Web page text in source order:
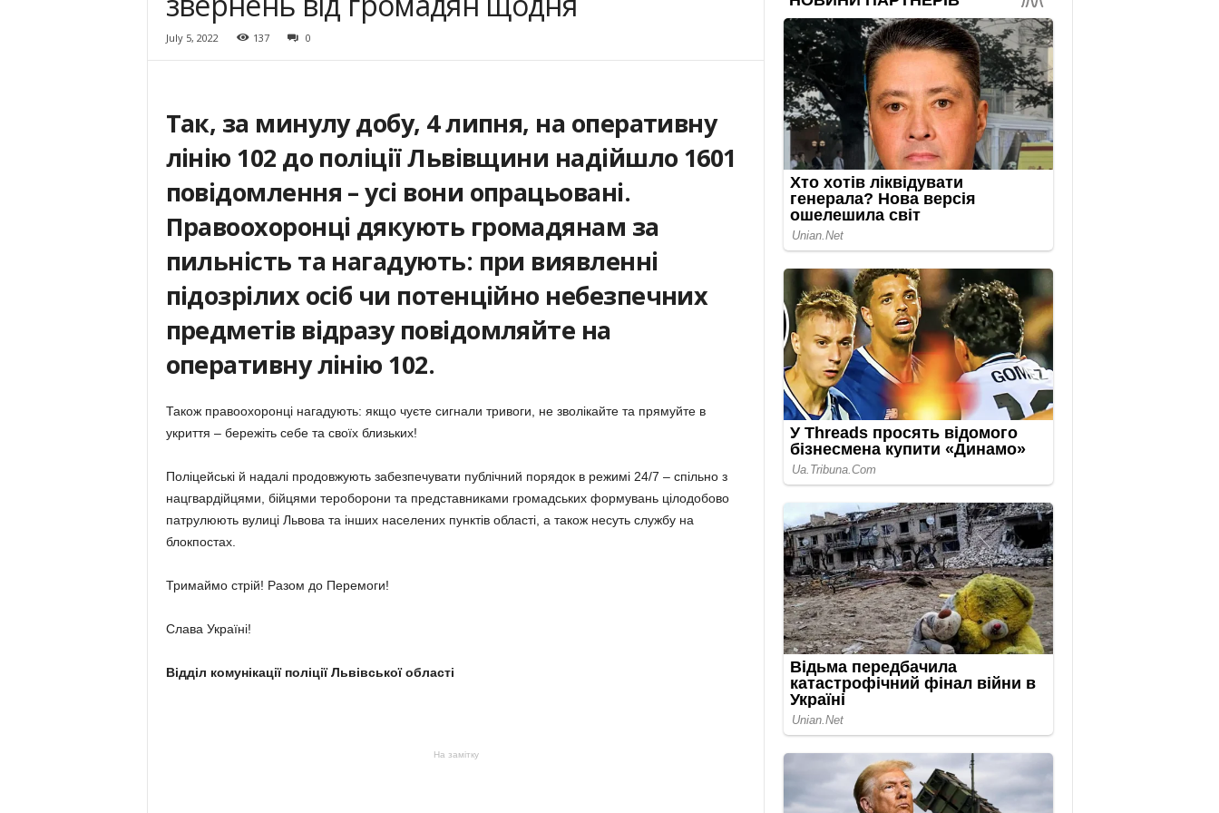
July 5, 2022 137 0
Так, за минулу добу, 4 липня, на оперативну
лінію 102 до поліції Львівщини надійшло 1601
повідомлення – усі вони опрацьовані.
Правоохоронці дякують громадянам за
пильність та нагадують: при виявленні
підозрілих осіб чи потенційно небезпечних
предметів відразу повідомляйте на
оперативну лінію 102.
Також правоохоронці нагадують: якщо чуєте сигнали тривоги, не зволікайте та прямуйте в
укриття – бережіть себе та своїх близьких!
Поліцейські й надалі продовжують забезпечувати публічний порядок в режимі 24/7 – спільно з
нацгвардійцями, бійцями тероборони та представниками громадських формувань цілодобово
патрулюють вулиці Львова та інших населених пунктів області, а також несуть службу на
блокпостах.
Тримаймо стрій! Разом до Перемоги!
Слава Україні!
Відділ комунікації поліції Львівської області
На замітку